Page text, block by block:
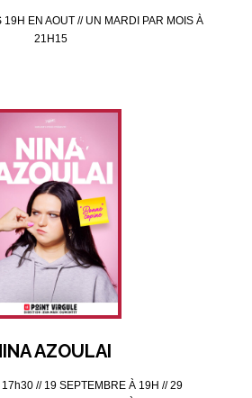
EN AOUT // UN MARDI PAR MOIS À
21H15
AZOULAI
// 19 SEPTEMBRE À 19H // 29